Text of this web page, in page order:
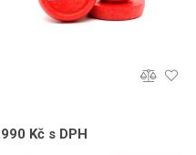
990 Kč s DPH